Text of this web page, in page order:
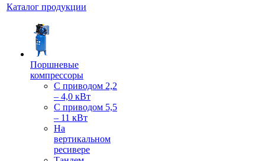
Каталог продукции
Поршневые
компрессоры
С приводом 2,2
– 4,0 кВт
С приводом 5,5
– 11 кВт
На
вертикальном
ресивере